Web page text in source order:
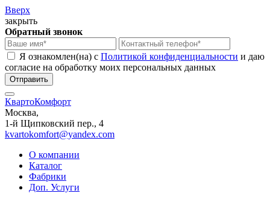
Вверх
закрыть
Обратный звонок
Я ознакомлен(на) с Политикой конфиденциальности и даю
согласие на обработку моих персональных данных
КвартоКомфорт
Москва,
1-й Щипковский пер., 4
kvartokomfort@yandex.com
О компании
Каталог
Фабрики
Доп. Услуги